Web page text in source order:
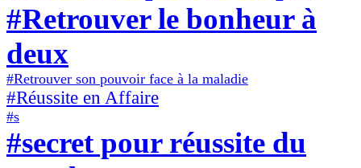
#Retrouver le bonheur à
deux
#Retrouver son pouvoir face à la maladie
#Réussite en Affaire
#s
#secret pour réussite du